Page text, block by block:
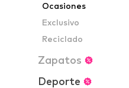
Ocasiones
Exclusivo
Reciclado
Zapatos
Deporte